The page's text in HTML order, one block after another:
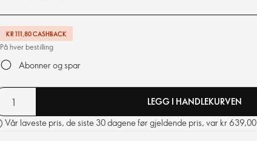
KR 111,80 CASHBACK
På hver bestilling
Abonner og spar
LEGG I HANDLEKURVEN
Vår laveste pris, de siste 30 dagene før gjeldende pris, var kr 639,00